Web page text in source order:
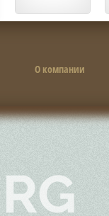
О компании